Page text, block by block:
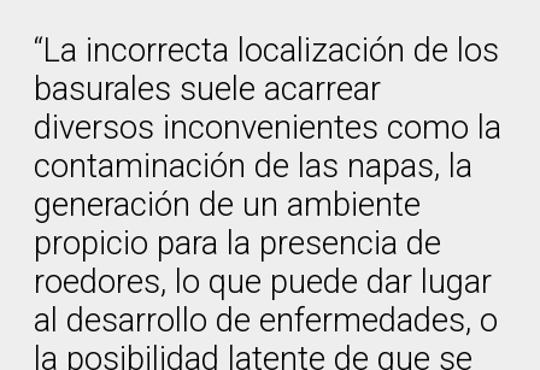
“La incorrecta localización de los
basurales suele acarrear
diversos inconvenientes como la
contaminación de las napas, la
generación de un ambiente
propicio para la presencia de
roedores, lo que puede dar lugar
al desarrollo de enfermedades, o
la posibilidad latente de que se